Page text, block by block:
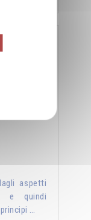
aspetti
e quindi
…